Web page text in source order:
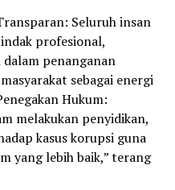
Seluruh insan
profesional,
penanganan
sebagai energi
Hukum:
melakukan penyidikan,
kasus korupsi guna
yang lebih baik,” terang